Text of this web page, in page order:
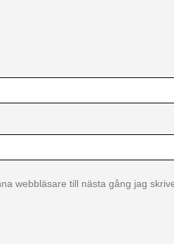
webbläsare till nästa gång jag